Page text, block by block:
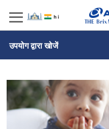
उपयोग द्वारा खोजें